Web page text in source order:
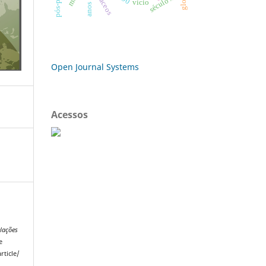
vício
Open Journal Systems
Acessos